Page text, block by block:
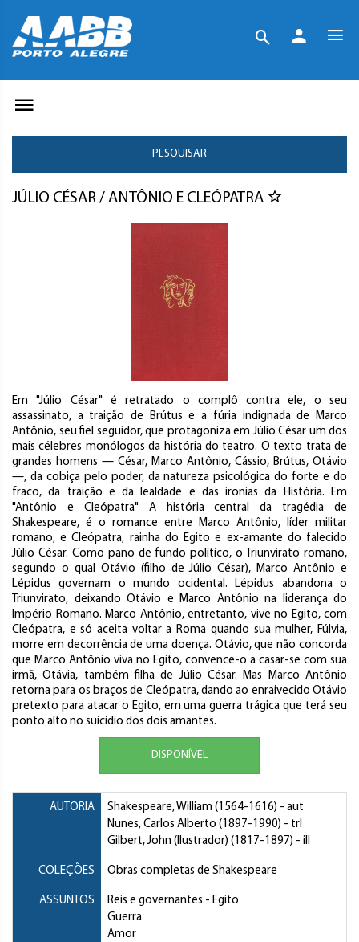
PESQUISAR
JÚLIO CÉSAR / ANTÔNIO E CLEÓPATRA
Em "Júlio César" é retratado o complô contra ele, o seu
assassinato, a traição de Brútus e a fúria indignada de Marco
Antônio, seu fiel seguidor, que protagoniza em Júlio César um dos
mais célebres monólogos da história do teatro. O texto trata de
grandes homens — César, Marco Antônio, Cássio, Brútus, Otávio
—, da cobiça pelo poder, da natureza psicológica do forte e do
fraco, da traição e da lealdade e das ironias da História. Em
"Antônio e Cleópatra" A história central da tragédia de
Shakespeare, é o romance entre Marco Antônio, líder militar
romano, e Cleópatra, rainha do Egito e ex-amante do falecido
Júlio César. Como pano de fundo político, o Triunvirato romano,
segundo o qual Otávio (filho de Júlio César), Marco Antônio e
Lépidus governam o mundo ocidental. Lépidus abandona o
Triunvirato, deixando Otávio e Marco Antônio na liderança do
Império Romano. Marco Antônio, entretanto, vive no Egito, com
Cleópatra, e só aceita voltar a Roma quando sua mulher, Fúlvia,
morre em decorrência de uma doença. Otávio, que não concorda
que Marco Antônio viva no Egito, convence-o a casar-se com sua
irmã, Otávia, também filha de Júlio César. Mas Marco Antônio
retorna para os braços de Cleópatra, dando ao enraivecido Otávio
pretexto para atacar o Egito, em uma guerra trágica que terá seu
ponto alto no suicídio dos dois amantes.
DISPONÍVEL
AUTORIA Shakespeare, William (1564-1616) - aut
Nunes, Carlos Alberto (1897-1990) - trl
Gilbert, John (Ilustrador) (1817-1897) - ill
COLEÇÕES Obras completas de Shakespeare
ASSUNTOS Reis e governantes - Egito
Guerra
Amor